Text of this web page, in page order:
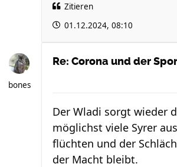
Zitieren
01.12.2024, 08:10
bones
Re: Corona und der
Der Wladi sorgt wieder
möglichst viele Syrer
flüchten und der
der Macht bleibt.